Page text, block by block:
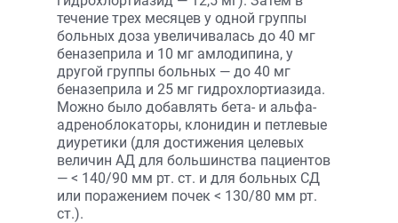
течение трех месяцев у одной группы
больных доза увеличивалась до 40 мг
беназеприла и 10 мг амлодипина, у
другой группы больных — до 40 мг
беназеприла и 25 мг гидрохлортиазида.
Можно было добавлять бета- и альфа-
адреноблокаторы, клонидин и петлевые
диуретики (для достижения целевых
величин АД для большинства пациентов
— < 140/90 мм рт. ст. и для больных СД
или поражением почек < 130/80 мм рт.
ст.).